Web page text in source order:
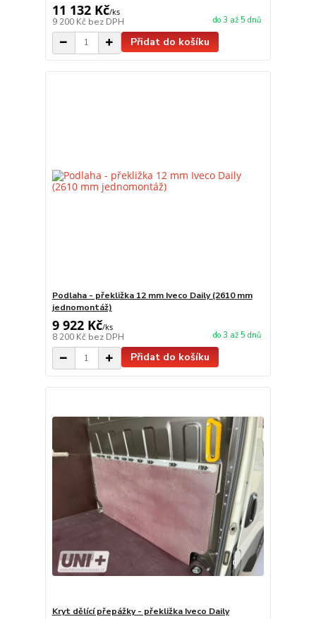
11 132 Kč/ks
9 200 Kč bez DPH do 3 až 5 dnů
Přidat do košíku
Podlaha - překližka 12 mm Iveco Daily (2610 mm
jednomontáž)
9 922 Kč/ks
8 200 Kč bez DPH do 3 až 5 dnů
Přidat do košíku
Kryt dělící přepážky - překližka Iveco Daily